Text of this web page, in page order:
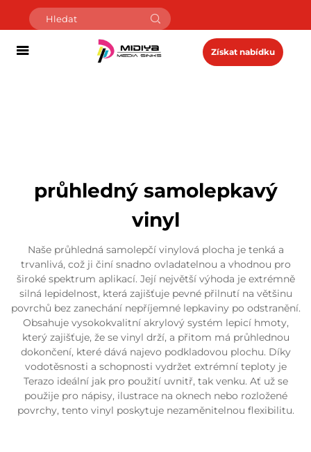
Získat nabídku
průhledný samolepkavý
vinyl
Naše průhledná samolepčí vinylová plocha je tenká a
trvanlivá, což ji činí snadno ovladatelnou a vhodnou pro
široké spektrum aplikací. Její největší výhoda je extrémně
silná lepidelnost, která zajišťuje pevné přilnutí na většinu
povrchů bez zanechání nepříjemné lepkaviny po odstranění.
Obsahuje vysokokvalitní akrylový systém lepicí hmoty,
který zajišťuje, že se vinyl drží, a přitom má průhlednou
dokončení, které dává najevo podkladovou plochu. Díky
vodotěsnosti a schopnosti vydržet extrémní teploty je
Terazo ideální jak pro použití uvnitř, tak venku. Ať už se
použije pro nápisy, ilustrace na oknech nebo rozložené
povrchy, tento vinyl poskytuje nezaměnitelnou flexibilitu.